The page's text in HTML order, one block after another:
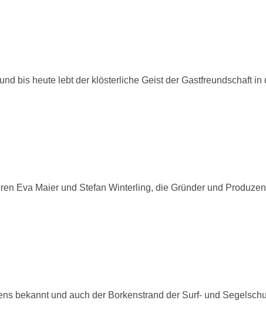
bis heute lebt der klösterliche Geist der Gastfreundschaft in
Eva Maier und Stefan Winterling, die Gründer und
bekannt und auch der Borkenstrand der Surf- und